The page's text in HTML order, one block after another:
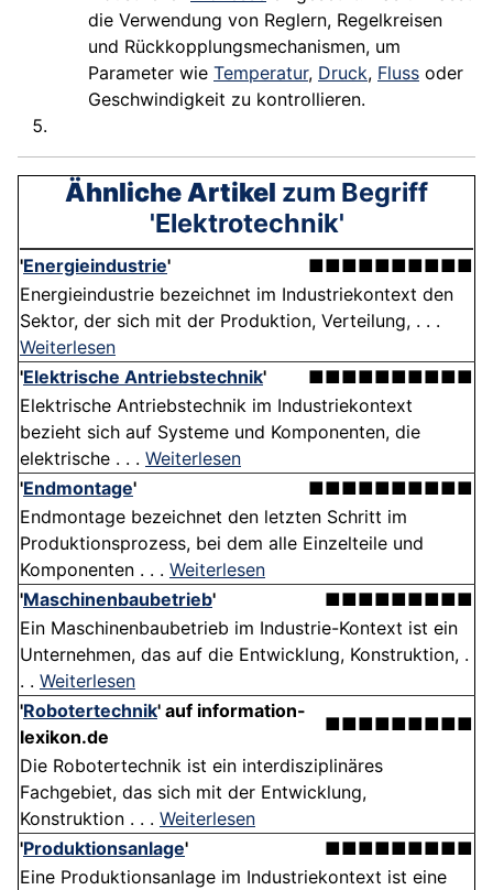
die Verwendung von Reglern, Regelkreisen
und Rückkopplungsmechanismen, um
Parameter wie Temperatur, Druck, Fluss oder
Geschwindigkeit zu kontrollieren.
Ähnliche Artikel zum Begriff
'Elektrotechnik'
'Energieindustrie'
■■■■■■■■■■
Energieindustrie bezeichnet im Industriekontext den
Sektor, der sich mit der Produktion, Verteilung, . . .
Weiterlesen
'Elektrische Antriebstechnik'
■■■■■■■■■■
Elektrische Antriebstechnik im Industriekontext
bezieht sich auf Systeme und Komponenten, die
elektrische . . . Weiterlesen
'Endmontage'
■■■■■■■■■■
Endmontage bezeichnet den letzten Schritt im
Produktionsprozess, bei dem alle Einzelteile und
Komponenten . . . Weiterlesen
'Maschinenbaubetrieb'
■■■■■■■■■
Ein Maschinenbaubetrieb im Industrie-Kontext ist ein
Unternehmen, das auf die Entwicklung, Konstruktion, .
. . Weiterlesen
'Robotertechnik' auf information-
lexikon.de
■■■■■■■■■
Die Robotertechnik ist ein interdisziplinäres
Fachgebiet, das sich mit der Entwicklung,
Konstruktion . . . Weiterlesen
'Produktionsanlage'
■■■■■■■■■
Eine Produktionsanlage im Industriekontext ist eine